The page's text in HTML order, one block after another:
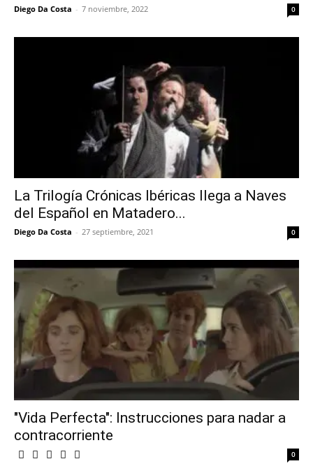
Diego Da Costa - 7 noviembre, 2022 0
La Trilogía Crónicas Ibéricas llega a Naves
del Español en Matadero...
Diego Da Costa - 27 septiembre, 2021 0
"Vida Perfecta": Instrucciones para nadar a
contracorriente
0